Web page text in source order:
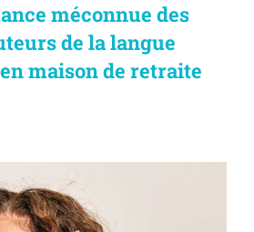
méconnue des
de la langue
maison de retraite